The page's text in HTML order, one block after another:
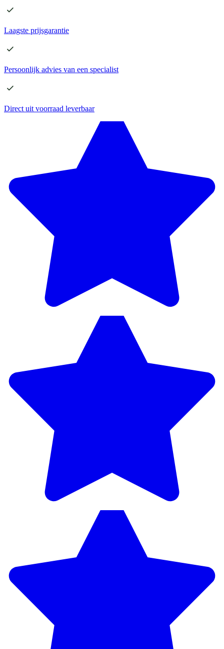
Laagste prijsgarantie
Persoonlijk advies van een specialist
Direct uit voorraad leverbaar